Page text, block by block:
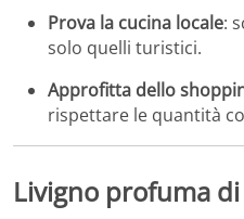
Prova la cucina locale:
solo quelli turistici.
Approfitta dello
rispettare le quantità
Livigno profuma